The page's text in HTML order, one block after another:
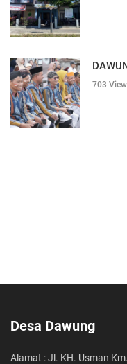
703
Desa Dawung
Alamat : Jl. KH. Usman